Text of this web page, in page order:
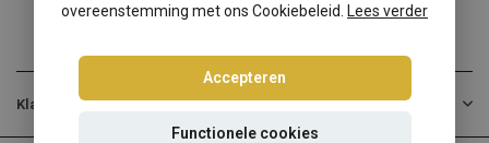
Klantenservice
overeenstemming met ons Cookiebeleid. Lees verder
Accepteren
Functionele cookies